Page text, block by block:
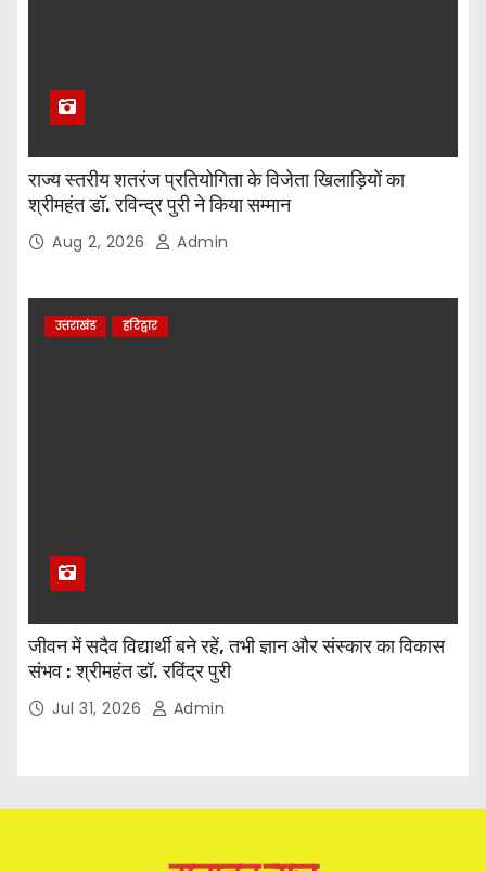
राज्य स्तरीय शतरंज प्रतियोगिता के विजेता खिलाड़ियों का
श्रीमहंत डॉ. रविन्द्र पुरी ने किया सम्मान
Aug 2, 2026 Admin
उत्तराखंड हरिद्वार
जीवन में सदैव विद्यार्थी बने रहें, तभी ज्ञान और संस्कार का विकास
संभव : श्रीमहंत डॉ. रविंद्र पुरी
Jul 31, 2026 Admin